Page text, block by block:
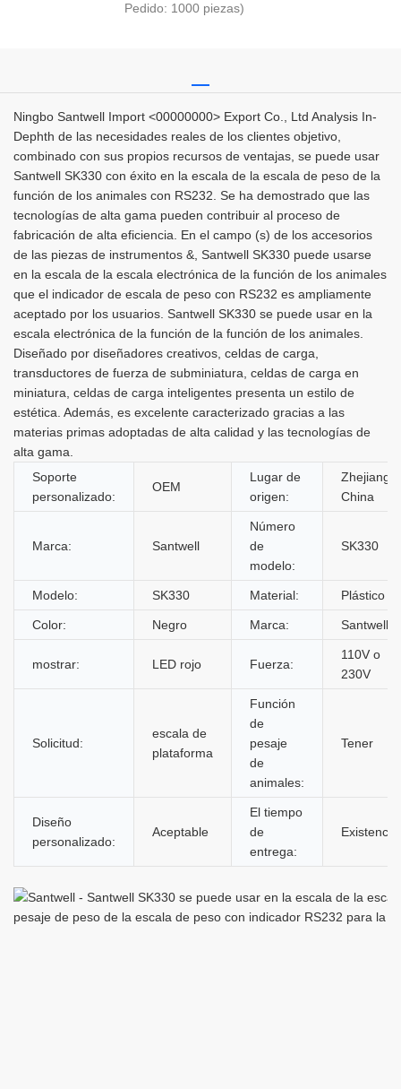
Pedido: 1000 piezas)
Ningbo Santwell Import <00000000> Export Co., Ltd Analysis In-
Dephth de las necesidades reales de los clientes objetivo,
combinado con sus propios recursos de ventajas, se puede usar
Santwell SK330 con éxito en la escala de la escala de peso de la
función de los animales con RS232. Se ha demostrado que las
tecnologías de alta gama pueden contribuir al proceso de
fabricación de alta eficiencia. En el campo (s) de los accesorios
de las piezas de instrumentos &, Santwell SK330 puede usarse
en la escala de la escala electrónica de la función de los animales
que el indicador de escala de peso con RS232 es ampliamente
aceptado por los usuarios. Santwell SK330 se puede usar en la
escala electrónica de la función de la función de los animales.
Diseñado por diseñadores creativos, celdas de carga,
transductores de fuerza de subminiatura, celdas de carga en
miniatura, celdas de carga inteligentes presenta un estilo de
estética. Además, es excelente caracterizado gracias a las
materias primas adoptadas de alta calidad y las tecnologías de
alta gama.
Soporte
personalizado:
OEM
Lugar de
origen:
Zhejiang,
China
Marca: Santwell
Número
de
modelo:
SK330
Modelo: SK330 Material: Plástico
Color: Negro Marca: Santwell
mostrar: LED rojo Fuerza:
110V o
230V
Solicitud:
escala de
plataforma
Función
de
pesaje
de
animales:
Tener
Diseño
personalizado:
Aceptable
El tiempo
de
entrega: